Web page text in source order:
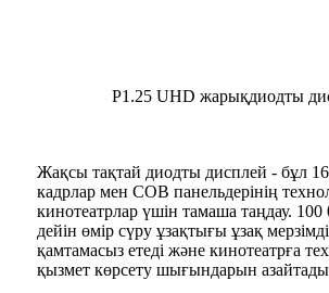
P1.25 UHD жарықдиодты
Жақсы тақтай диодты дисплей - бұл
кадрлар мен COB панельдерінің
кинотеатрлар үшін тамаша таңдау. 100
дейін өмір сүру ұзақтығы ұзақ
қамтамасыз етеді және кинотеатрға
қызмет көрсету шығындарын